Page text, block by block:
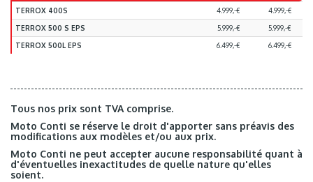
TERROX 400S 4.999,-€ 4.999,-€
TERROX 500 S EPS 5.999,-€ 5.999,-€
TERROX 500L EPS 6.499,-€ 6.499,-€
Tous nos prix sont TVA comprise.
Moto Conti se réserve le droit d'apporter sans préavis des
modifications aux modèles et/ou aux prix.
Moto Conti ne peut accepter aucune responsabilité quant à
d'éventuelles inexactitudes de quelle nature qu'elles
soient.